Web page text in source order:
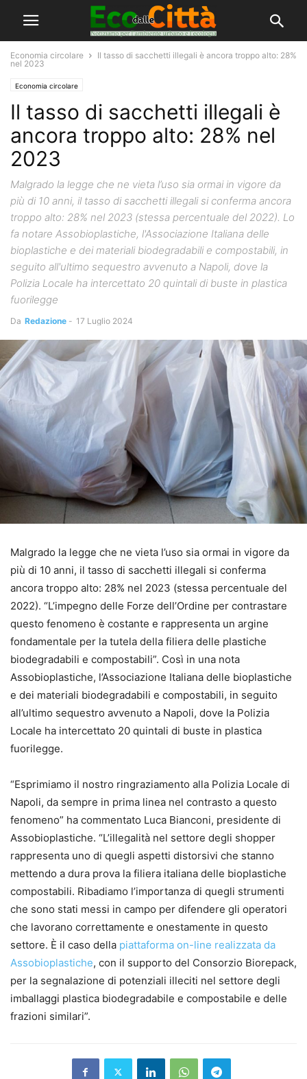
Economia circolare
Il tasso di sacchetti illegali è ancora troppo alto: 28%
nel 2023
Economia circolare
Il tasso di sacchetti illegali è
ancora troppo alto: 28% nel
2023
Malgrado la legge che ne vieta l’uso sia ormai in vigore da
più di 10 anni, il tasso di sacchetti illegali si conferma ancora
troppo alto: 28% nel 2023 (stessa percentuale del 2022). Lo
fa notare Assobioplastiche, l'Associazione Italiana delle
bioplastiche e dei materiali biodegradabili e compostabili, in
seguito all'ultimo sequestro avvenuto a Napoli, dove la
Polizia Locale ha intercettato 20 quintali di buste in plastica
fuorilegge
Da Redazione - 17 Luglio 2024
Malgrado la legge che ne vieta l’uso sia ormai in vigore da
più di 10 anni, il tasso di sacchetti illegali si conferma
ancora troppo alto: 28% nel 2023 (stessa percentuale del
2022). “L’impegno delle Forze dell’Ordine per contrastare
questo fenomeno è costante e rappresenta un argine
fondamentale per la tutela della filiera delle plastiche
biodegradabili e compostabili”. Così in una nota
Assobioplastiche, l’Associazione Italiana delle bioplastiche
e dei materiali biodegradabili e compostabili, in seguito
all’ultimo sequestro avvenuto a Napoli, dove la Polizia
Locale ha intercettato 20 quintali di buste in plastica
fuorilegge.
“Esprimiamo il nostro ringraziamento alla Polizia Locale di
Napoli, da sempre in prima linea nel contrasto a questo
fenomeno” ha commentato Luca Bianconi, presidente di
Assobioplastiche. “L’illegalità nel settore degli shopper
rappresenta uno di quegli aspetti distorsivi che stanno
mettendo a dura prova la filiera italiana delle bioplastiche
compostabili. Ribadiamo l’importanza di quegli strumenti
che sono stati messi in campo per difendere gli operatori
che lavorano correttamente e onestamente in questo
settore. È il caso della piattaforma on-line realizzata da
Assobioplastiche, con il supporto del Consorzio Biorepack,
per la segnalazione di potenziali illeciti nel settore degli
imballaggi plastica biodegradabile e compostabile e delle
frazioni similari”.